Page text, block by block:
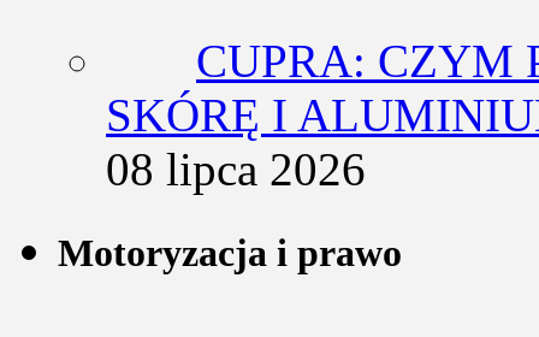
CUPRA: CZYM
SKÓRĘ I
08 lipca 2026
Motoryzacja i prawo